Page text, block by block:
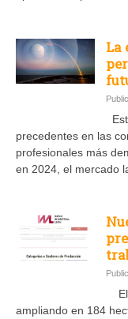
La
precedentes en las
profesionales más
en 2024, el mercado
El
ampliando en 184